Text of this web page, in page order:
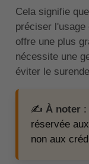
Cela signifie
préciser l'usage
offre une plus
nécessite une
éviter le
✍️ À noter:
réservée
non aux